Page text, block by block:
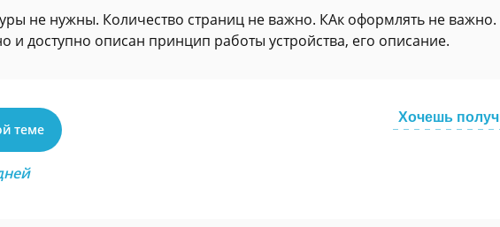
не нужны. Количество страниц не важно. КАк оформлять не важно.
и доступно описан принцип работы устройства, его описание.
теме
Хочешь